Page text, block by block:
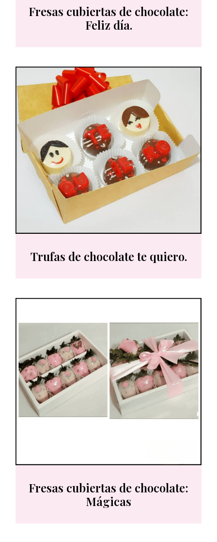
Fresas cubiertas de chocolate:
Feliz día.
Trufas de chocolate te quiero.
Fresas cubiertas de chocolate:
Mágicas